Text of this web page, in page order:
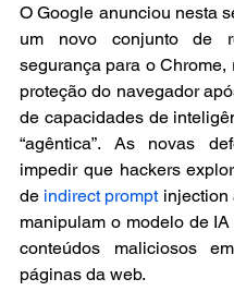
O Google anunciou nesta
um novo conjunto de
segurança para o Chrome,
proteção do navegador
de capacidades de
“agêntica”. As novas
impedir que hackers
de indirect prompt injection
manipulam o modelo de
conteúdos maliciosos
páginas da web.